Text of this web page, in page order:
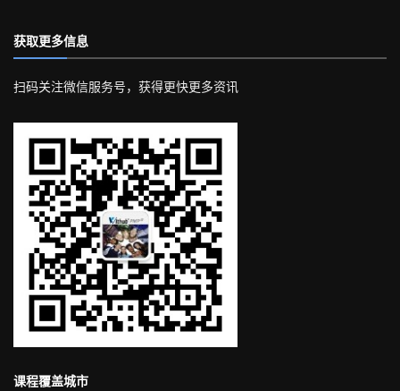
获取更多信息
扫码关注微信服务号，获得更快更多资讯
课程覆盖城市